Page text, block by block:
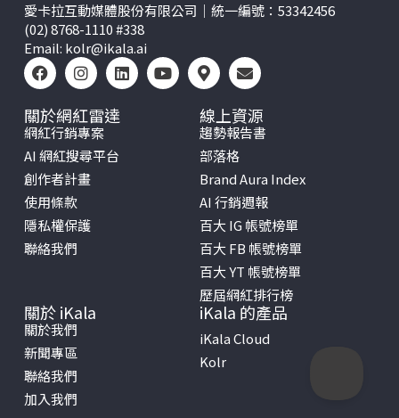
愛卡拉互動媒體股份有限公司｜統一編號：53342456
(02) 8768-1110 #338
Email: kolr@ikala.ai
關於網紅雷達
網紅行銷專案
AI 網紅搜尋平台
創作者計畫
使用條款
隱私權保護
聯絡我們
線上資源
趨勢報告書
部落格
Brand Aura Index
AI 行銷週報
百大 IG 帳號榜單
百大 FB 帳號榜單
百大 YT 帳號榜單
歷屆網紅排行榜
關於 iKala
關於我們
新聞專區
聯絡我們
加入我們
iKala 的產品
iKala Cloud
Kolr